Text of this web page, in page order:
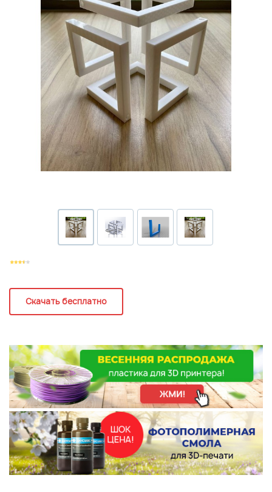
Скачать бесплатно
Накопительные скидки
Розыгрыши подарков
Доступ в закрытый клуб
ВОЙТИ ЧЕРЕЗ GOOGLE
Нажимая на кнопку "Отправить", вы даете согласие на обработку
персональных данных
Отправить
Нажимая на кнопку "Отправить", вы даете согласие на обработку
персональных данных
Или войти через соц сети
ВОЙТИ ЧЕРЕЗ GOOGLE
Отправить
Нажимая на кнопку "Отправить", вы даете согласие на обработку
персональных данных